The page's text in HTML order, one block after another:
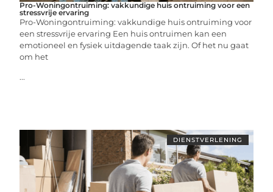
Pro-Woningontruiming: vakkundige huis ontruiming voor een
stressvrije ervaring
Pro-Woningontruiming: vakkundige huis ontruiming voor
een stressvrije ervaring Een huis ontruimen kan een
emotioneel en fysiek uitdagende taak zijn. Of het nu gaat
om het
...
DIENSTVERLENING